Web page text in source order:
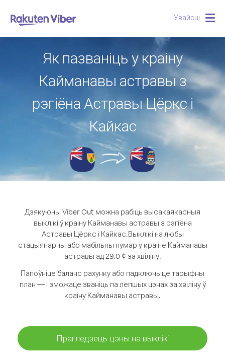
Увайсці
Як пазваніць у краіну
Кайманавы астравы з
рэгіёна Астравы Цёркс і
Кайкас
Дзякуючы Viber Out можна рабіць высакаякасныя
выклікі ў краіну Кайманавы астравы з рэгіёна
Астравы Цёркс і Кайкас.Выклікі на любы
стацыянарны або мабільны нумар у краіне Кайманавы
астравы ад 29.0 ¢ за хвіліну.
Папоўніце баланс рахунку або падключыце тарыфны
план — і зможаце званіць па лепшых цэнах за хвіліну ў
краіну Кайманавы астравы.
Прагледзець цэны на выклікі